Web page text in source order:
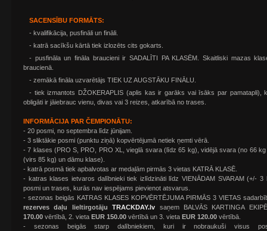
SACENSĪBU FORMĀTS:
- kvalifikācija, pusfināli un fināli.
- katrā sacīkšu kārtā tiek izlozēts cits gokarts.
- pusfināla un fināla braucieni ir SADALĪTI PA KLASĒM. Skaitliski mazas
braucienā.
- zemākā fināla uzvarētājs TIEK UZ AUGSTĀKU FINĀLU.
- tiek izmantots DŽOKERAPLIS (aplis kas ir garāks vai īsāks par pamatapli),
obligāti ir jāiebrauc vienu, divas vai 3 reizes, atkarībā no trases.
INFORMĀCIJA PAR ČEMPIONĀTU:
- 20 posmi, no septembra līdz jūnijam.
- 3 sliktākie posmi (punktu ziņā) kopvērtējumā netiek ņemti vērā.
- 7 klases (PRO S, PRO, PRO XL, vieglā svara (līdz 65 kg), vidējā svara (no 66
(virs 85 kg) un dāmu klase).
- katrā posmā tiek apbalvotas ar medaļām pirmās 3 vietas KATRĀ KLASĒ.
- katras klases ietvaros dalībnieki tiek izlīdzināti līdz VIENĀDAM SVARAM (+/-
posmi un trases, kurās nav iespējams pievienot atsvarus.
- sezonas beigās KATRAS KLASES KOPVĒRTĒJUMA PIRMĀS 3 VIETAS
rezerves daļu lieltirgotāju
TRACKDAY.lv saņem BALVĀS KARTINGA
170.00 vērtībā, 2. vieta EUR 150.00 vērtībā un 3. vieta EUR 120.00 vērtībā.
- sezonas beigās starp dalībniekiem, kuri ir nobraukuši visus